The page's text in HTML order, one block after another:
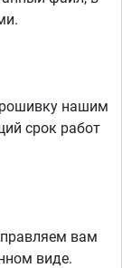
нашим
срок работ
вам
виде.